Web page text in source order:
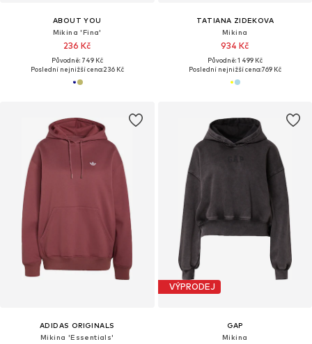
ABOUT YOU
Mikina 'Fina'
236 Kč
Původně: 749 Kč
Poslední nejnižší cena:236 Kč
TATIANA ZIDEKOVA
Mikina
934 Kč
Původně: 1 499 Kč
Poslední nejnižší cena:769 Kč
ADIDAS ORIGINALS
Mikina 'Essentials'
VÝPRODEJ
GAP
Mikina